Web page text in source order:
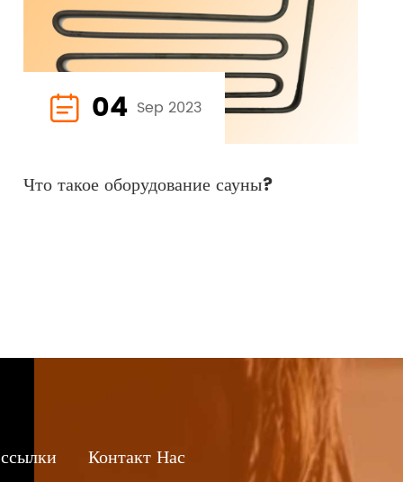
 04 Sep 2023
Что такое оборудование сауны?
Контакт Нас